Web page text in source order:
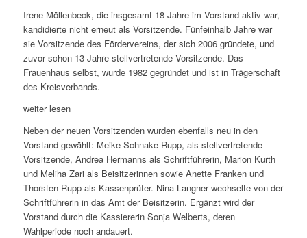
Irene Möllenbeck, die insgesamt 18 Jahre im Vorstand aktiv war,
kandidierte nicht erneut als Vorsitzende. Fünfeinhalb Jahre war
sie Vorsitzende des Fördervereins, der sich 2006 gründete, und
zuvor schon 13 Jahre stellvertretende Vorsitzende. Das
Frauenhaus selbst, wurde 1982 gegründet und ist in Trägerschaft
des Kreisverbands.
weiter lesen
Neben der neuen Vorsitzenden wurden ebenfalls neu in den
Vorstand gewählt: Meike Schnake-Rupp, als stellvertretende
Vorsitzende, Andrea Hermanns als Schriftführerin, Marion Kurth
und Meliha Zari als Beisitzerinnen sowie Anette Franken und
Thorsten Rupp als Kassenprüfer. Nina Langner wechselte von der
Schriftführerin in das Amt der Beisitzerin. Ergänzt wird der
Vorstand durch die Kassiererin Sonja Welberts, deren
Wahlperiode noch andauert.